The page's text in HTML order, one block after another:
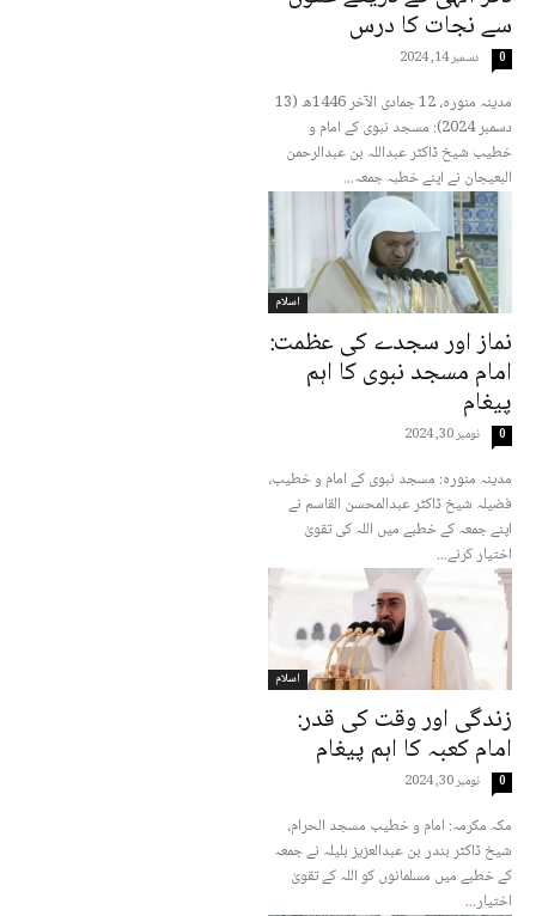
سے نجات کا درس
دسمبر 14, 2024 0
مدینہ منورہ، 12 جمادی الآخر 1446ھ (13
دسمبر 2024): مسجد نبوی کے امام و
خطیب شیخ ڈاکٹر عبداللہ بن عبدالرحمن
البعیجان نے اپنے خطبہ جمعہ...
اسلام
نماز اور سجدے کی عظمت:
امام مسجد نبوی کا اہم
پیغام
نومبر 30, 2024 0
مدینہ منورہ: مسجد نبوی کے امام و خطیب،
فضیلہ شیخ ڈاکٹر عبدالمحسن القاسم نے
اپنے جمعہ کے خطبے میں اللہ کی تقویٰ
اختیار کرنے...
اسلام
زندگی اور وقت کی قدر:
امام کعبہ کا اہم پیغام
نومبر 30, 2024 0
مکہ مکرمہ: امام و خطیب مسجد الحرام،
شیخ ڈاکٹر بندر بن عبدالعزیز بلیلہ نے جمعہ
کے خطبے میں مسلمانوں کو اللہ کے تقویٰ
اختیار...